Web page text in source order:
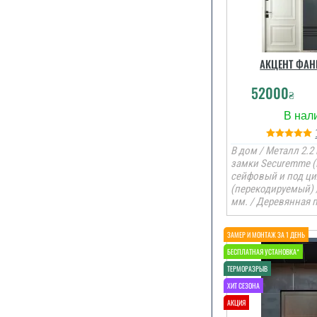
АКЦЕНТ
52000₴
В дом / Металл 2.2
замки Securemme
сейфовый и под
(перекодируемый)
мм. / Деревянная